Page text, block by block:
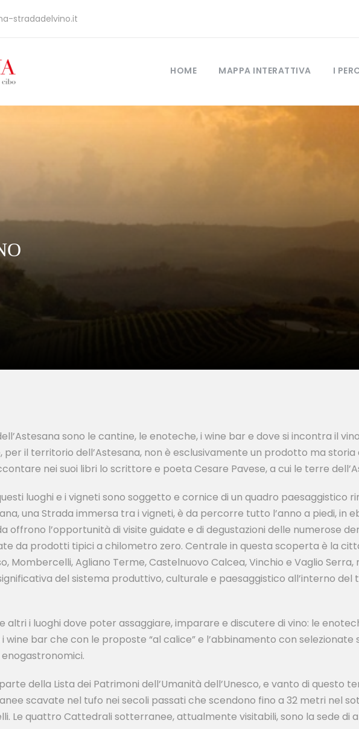
stradadelvino.it
HOME MAPPA INTERATTIVA I
sono le cantine, le enoteche, i wine bar e dove si incontra il
il territorio dell’Astesana, non è esclusivamente un prodotto ma storia
nei suoi libri lo scrittore e poeta Cesare Pavese, a cui le terre
luoghi e i vigneti sono soggetto e cornice di un quadro paesaggistico
una Strada immersa tra i vigneti, è da percorre tutto l’anno a piedi, in
offrono l’opportunità di visite guidate e di degustazioni delle numerose
da prodotti tipici a chilometro zero. Centrale in questa scoperta è la
Mombercelli, Agliano Terme, Castelnuovo Calcea, Vinchio e Vaglio
del sistema produttivo, culturale e paesaggistico all’interno
altri i luoghi dove poter assaggiare, imparare e discutere di vino: le
bar che con le proposte “al calice” e l’abbinamento con
della Lista dei Patrimoni dell’Umanità dell’Unesco, e vanto di questo
scavate nel tufo nei secoli passati che scendono fino a 32 metri nel
Le quattro Cattedrali sotterranee, attualmente visitabili, sono la sede di